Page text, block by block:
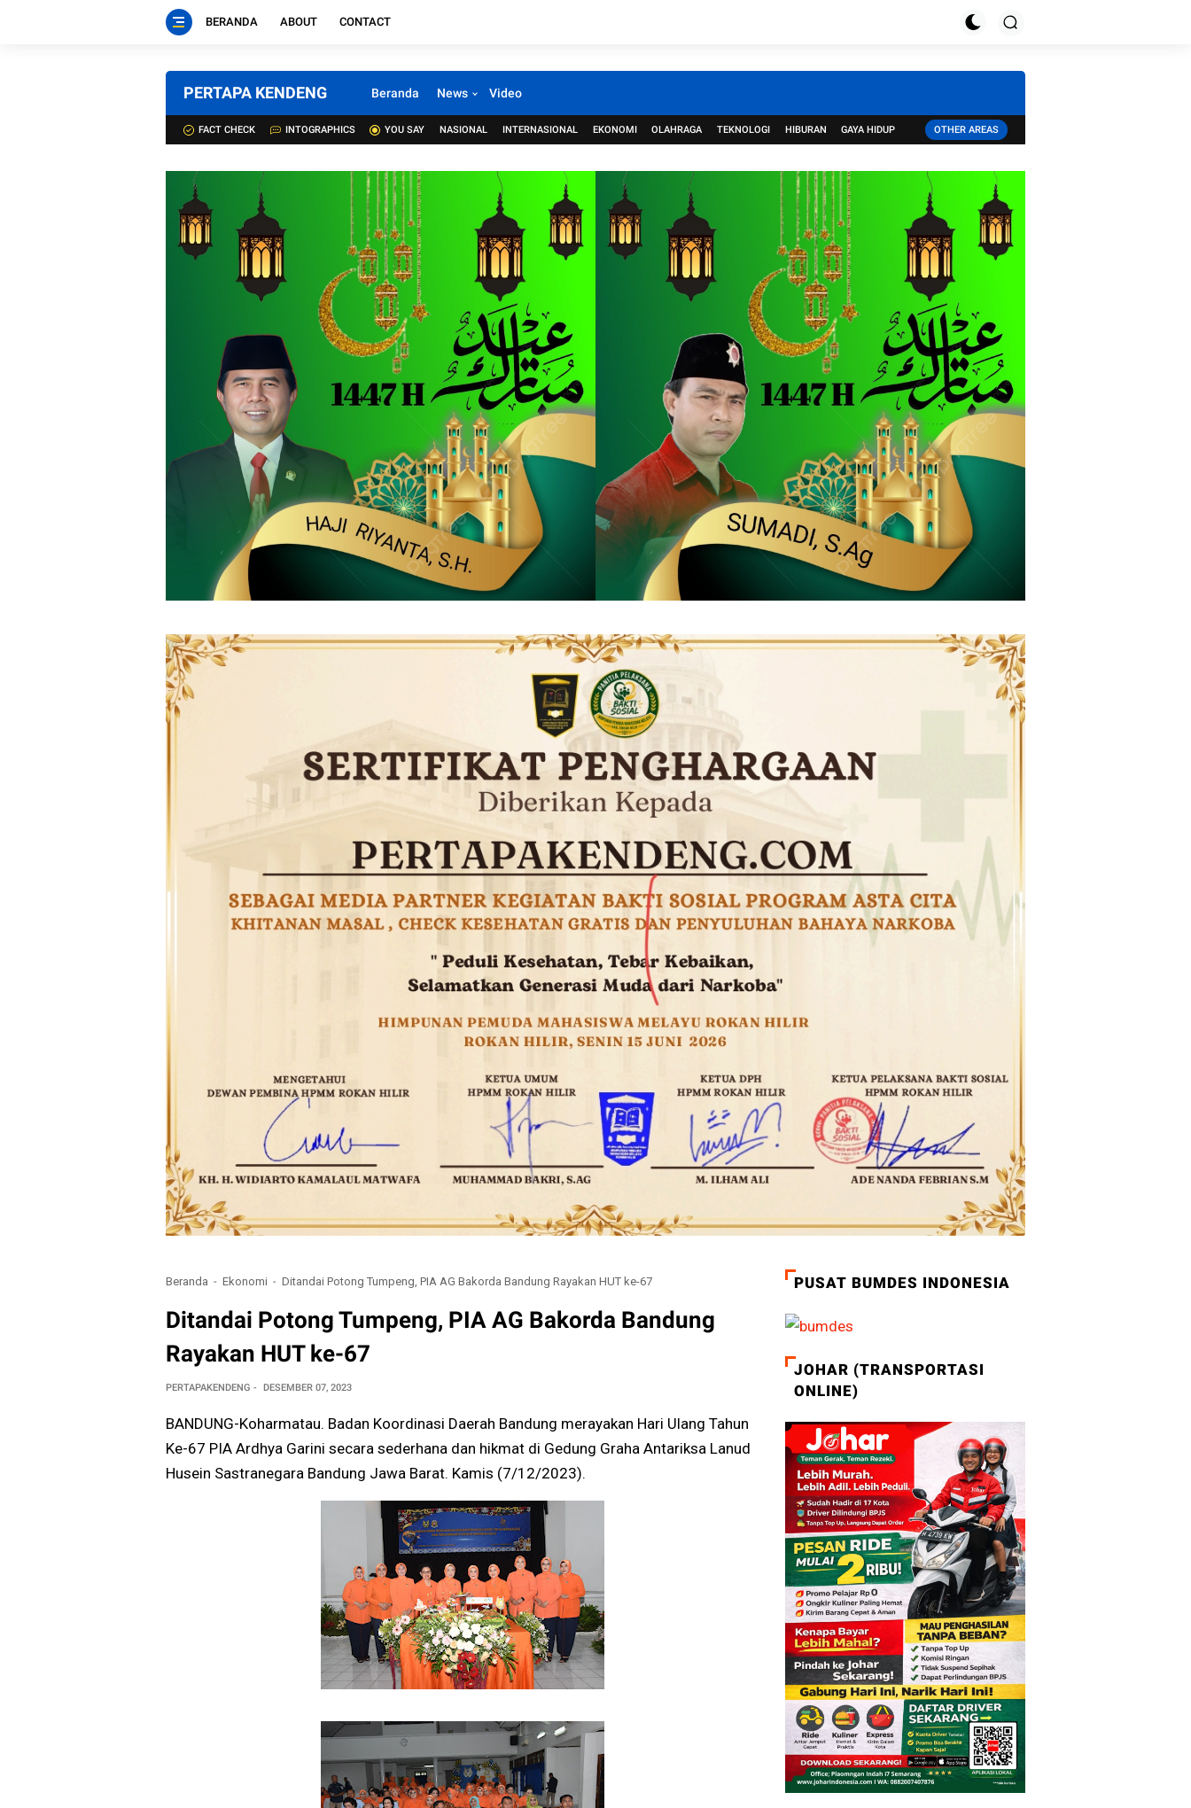
BERANDA ABOUT CONTACT
PERTAPA KENDENG Beranda News Video
FACT CHECK INTOGRAPHICS YOU SAY NASIONAL INTERNASIONAL EKONOMI OLAHRAGA TEKNOLOGI HIBURAN GAYA HIDUP OTHER AREAS
Beranda Ekonomi Ditandai Potong Tumpeng, PIA AG Bakorda Bandung Rayakan HUT ke-67
Ditandai Potong Tumpeng, PIA AG Bakorda Bandung
Rayakan HUT ke-67
PERTAPAKENDENG DESEMBER 07, 2023
BANDUNG-Koharmatau. Badan Koordinasi Daerah Bandung merayakan Hari Ulang Tahun
Ke-67 PIA Ardhya Garini secara sederhana dan hikmat di Gedung Graha Antariksa Lanud
Husein Sastranegara Bandung Jawa Barat. Kamis (7/12/2023).
PUSAT BUMDES INDONESIA
JOHAR (TRANSPORTASI
ONLINE)